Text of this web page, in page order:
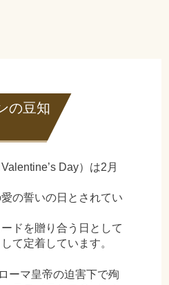
の豆知
Day）は2月
の誓いの日とされてい
ドを贈り合う日として
て定着しています。
ーマ皇帝の迫害下で殉